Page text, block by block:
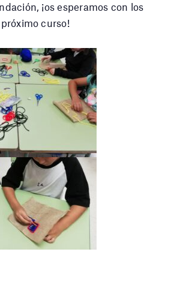
¡os esperamos con los
curso!